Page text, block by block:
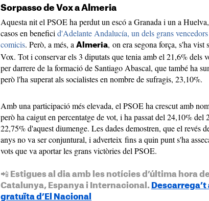
Sorpasso de Vox a Almeria
Aquesta nit el PSOE ha perdut un escó a Granada i un a
casos en benefici d'Adelante Andalucía, un dels grans
comicis. Però, a més, a Almeria, on era segona força, s'ha vist
Vox. Tot i conservar els 3 diputats que tenia amb el 21,6% dels
per darrere de la formació de Santiago Abascal, que també ha
però l'ha superat als socialistes en nombre de sufragis, 23,10%.
Amb una participació més elevada, el PSOE ha crescut amb
però ha caigut en percentatge de vot, i ha passat del 24,10% del
22,75% d'aquest diumenge. Les dades demostren, que el revés
anys no va ser conjuntural, i adverteix fins a quin punt s'ha
vots que va aportar les grans victòries del PSOE.
📲 Estigues al dia amb les notícies d’última hora
Catalunya, Espanya i Internacional. Descarrega’t
gratuïta d’El Nacional